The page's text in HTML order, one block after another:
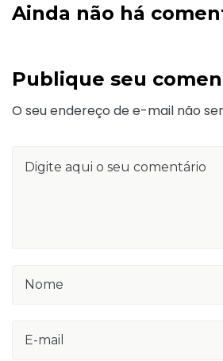
Ainda não há
Publique seu
O seu endereço de e-mail não